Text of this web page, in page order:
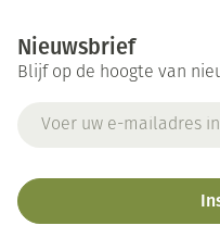
Nieuwsbrief
Blijf op de hoogte van